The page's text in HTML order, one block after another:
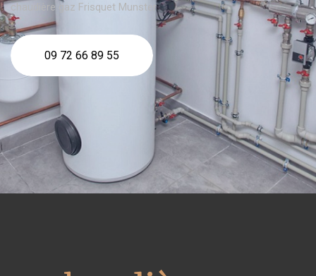
chaudière gaz Frisquet Munster
09 72 66 89 55